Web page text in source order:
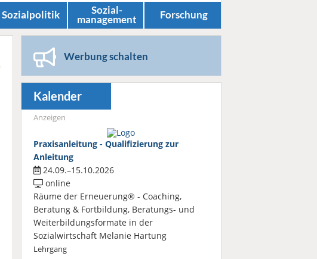
Sozial­politik Sozial­
management Forschung
Werbung schalten
Kalender
Anzeigen
Praxisanleitung - Qualifizierung zur
Anleitung
24.09.–15.10.2026
online
Räume der Erneuerung® - Coaching,
Beratung & Fortbildung, Beratungs- und
Weiterbildungsformate in der
Sozialwirtschaft Melanie Hartung
Lehrgang